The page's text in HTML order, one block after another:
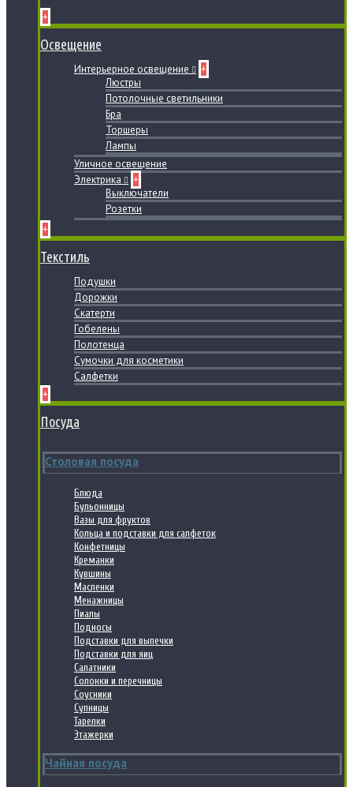
+
Освещение
Интерьерное освещение
+
Люстры
Потолочные светильники
Бра
Торшеры
Лампы
Уличное освещение
Электрика
+
Выключатели
Розетки
+
Текстиль
Подушки
Дорожки
Скатерти
Гобелены
Полотенца
Сумочки для косметики
Салфетки
+
Посуда
Столовая посуда
Блюда
Бульонницы
Вазы для фруктов
Кольца и подставки для салфеток
Конфетницы
Креманки
Кувшины
Масленки
Менажницы
Пиалы
Подносы
Подставки для выпечки
Подставки для яиц
Салатники
Солонки и перечницы
Соусники
Супницы
Тарелки
Этажерки
Чайная посуда